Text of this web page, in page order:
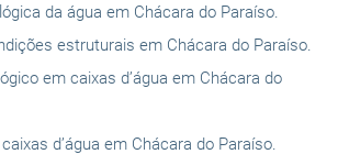
da água em Chácara do Paraíso.
estruturais em Chácara do Paraíso.
em caixas d’água em Chácara do
d’água em Chácara do Paraíso.